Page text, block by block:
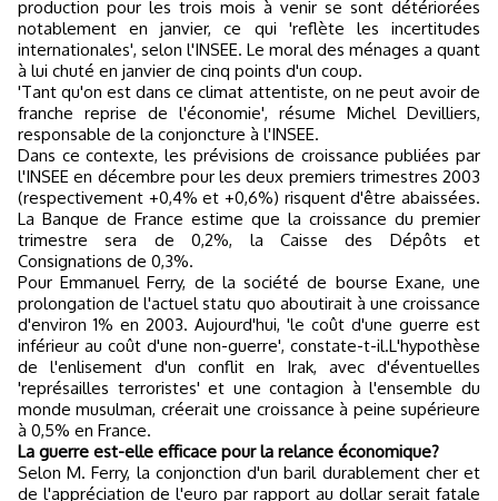
production pour les trois mois à venir se sont détériorées
notablement en janvier, ce qui 'reflète les incertitudes
internationales', selon l'INSEE. Le moral des ménages a quant
à lui chuté en janvier de cinq points d'un coup.
'Tant qu'on est dans ce climat attentiste, on ne peut avoir de
franche reprise de l'économie', résume Michel Devilliers,
responsable de la conjoncture à l'INSEE.
Dans ce contexte, les prévisions de croissance publiées par
l'INSEE en décembre pour les deux premiers trimestres 2003
(respectivement +0,4% et +0,6%) risquent d'être abaissées.
La Banque de France estime que la croissance du premier
trimestre sera de 0,2%, la Caisse des Dépôts et
Consignations de 0,3%.
Pour Emmanuel Ferry, de la société de bourse Exane, une
prolongation de l'actuel statu quo aboutirait à une croissance
d'environ 1% en 2003. Aujourd'hui, 'le coût d'une guerre est
inférieur au coût d'une non-guerre', constate-t-il.L'hypothèse
de l'enlisement d'un conflit en Irak, avec d'éventuelles
'représailles terroristes' et une contagion à l'ensemble du
monde musulman, créerait une croissance à peine supérieure
à 0,5% en France.
La guerre est-elle efficace pour la relance économique?
Selon M. Ferry, la conjonction d'un baril durablement cher et
de l'appréciation de l'euro par rapport au dollar serait fatale